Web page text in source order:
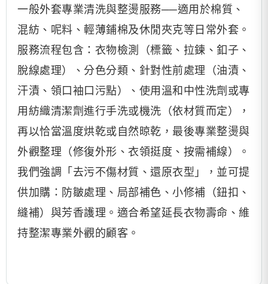
一般外套專業清洗與整燙服務──適用於棉質、
混紡、呢料、輕薄鋪棉及休閒夾克等日常外套。
服務流程包含：衣物檢測（標籤、拉鍊、釦子、
脫線處理）、分色分類、針對性前處理（油漬、
汗漬、領口袖口污點）、使用溫和中性洗劑或專
用紡織清潔劑進行手洗或機洗（依材質而定），
再以恰當溫度烘乾或自然晾乾，最後專業整燙與
外觀整理（修復外形、衣領挺度、按需補線）。
我們強調「去污不傷材質、還原衣型」，並可提
供加購：防皺處理、局部補色、小修補（鈕扣、
縫補）與芳香護理。適合希望延長衣物壽命、維
持整潔專業外觀的顧客。